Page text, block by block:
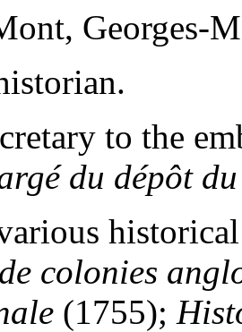
Georges-
to the
du dépôt du
colonies
(1755);